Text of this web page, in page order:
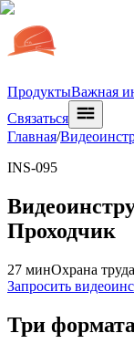
ПродуктыВажная
Связаться
Главная/
INS-095
Проходчик
27 минОхрана труда
Запросить
Три